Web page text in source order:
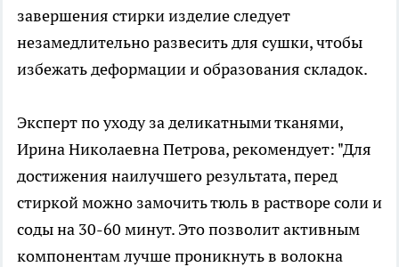
завершения стирки изделие следует
незамедлительно развесить для сушки, чтобы
избежать деформации и образования складок.
Эксперт по уходу за деликатными тканями,
Ирина Николаевна Петрова, рекомендует: "Для
достижения наилучшего результата, перед
стиркой можно замочить тюль в растворе соли и
соды на 30-60 минут. Это позволит активным
компонентам лучше проникнуть в волокна